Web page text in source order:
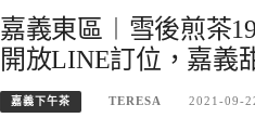
嘉義東區︱雪後煎茶
開放LINE訂位，嘉義
嘉義下午茶 TERESA 2021-09-